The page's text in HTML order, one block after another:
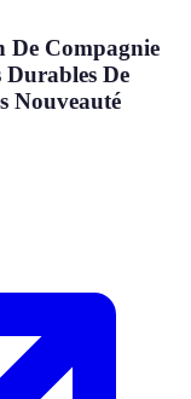
De Compagnie
De
Nouveauté